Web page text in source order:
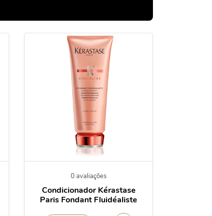
0 avaliações
Condicionador Kérastase
Paris Fondant Fluidéaliste